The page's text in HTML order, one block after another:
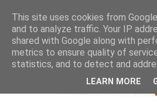
This site uses cookies from
and to analyze traffic. Your IP
shared with Google along with
metrics to ensure quality of
statistics, and to detect and
LEARN MORE